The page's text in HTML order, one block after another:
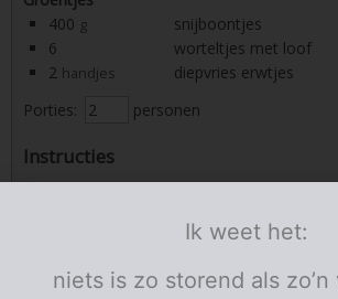
400 g
snijboontjes
6
worteltjes met loof
2 handjes
diepvries erwtjes
Porties:
personen
Instructies
Vlees
Kruid het vlees met pezo en korst het
vlees, het wordt verder gegaard in de
Ik weet het:
niets is zo storend als